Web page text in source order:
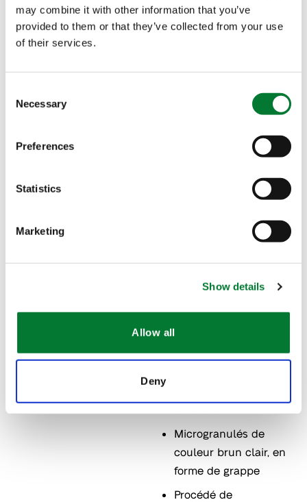
may combine it with other information that you’ve
provided to them or that they’ve collected from your use
of their services.
Selection
Necessary
Preferences
Statistics
Marketing
Show details
Allow all
Deny
Nutrition
Certifications
Caractéristiques
Se dissout
rapidement à
Microgranulés de
couleur brun clair, en
forme de grappe
Procédé de